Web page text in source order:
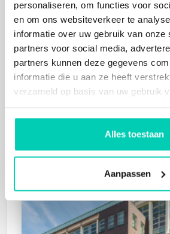
personaliseren, om functies voor
en om ons websiteverkeer te
informatie over uw gebruik van onze
partners voor social media,
partners kunnen deze gegevens
informatie die u aan ze heeft
verzameld op basis van uw gebruik
Alles toestaan
Aanpassen
THE HAGUE HUMANITY HUB
Den Haag